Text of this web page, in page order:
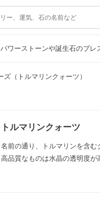
ワーストーンや誕生石のブレ
ズ（トルマリンクォーツ）
トルマリンクォーツ
名前の通り、トルマリンを含む
高品質なものは水晶の透明度が